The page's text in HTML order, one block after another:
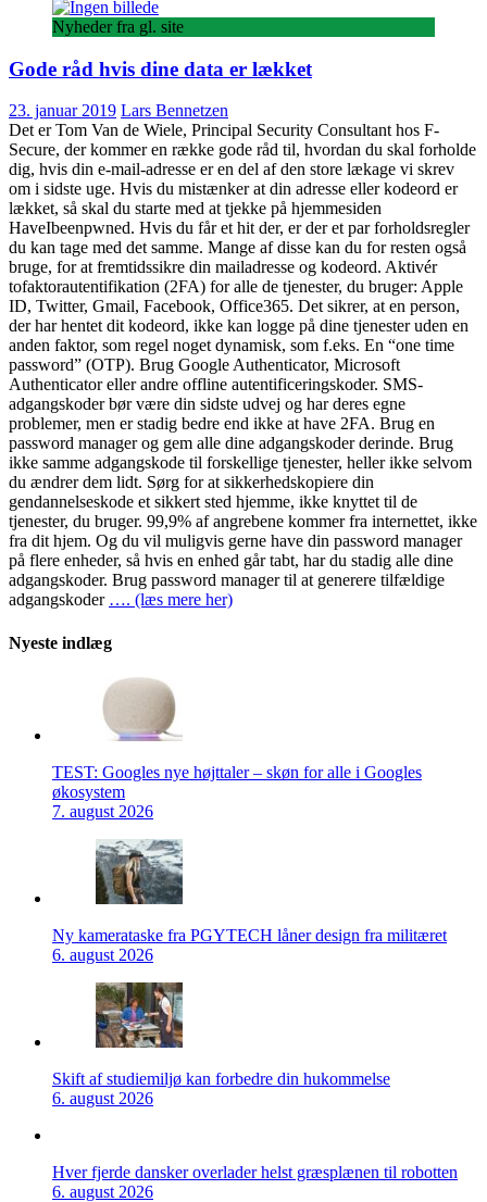
Nyheder fra gl. site
Gode råd hvis dine data er lækket
23. januar 2019 Lars Bennetzen
Det er Tom Van de Wiele, Principal Security Consultant hos F-
Secure, der kommer en række gode råd til, hvordan du skal forholde
dig, hvis din e-mail-adresse er en del af den store lækage vi skrev
om i sidste uge. Hvis du mistænker at din adresse eller kodeord er
lækket, så skal du starte med at tjekke på hjemmesiden
HaveIbeenpwned. Hvis du får et hit der, er der et par forholdsregler
du kan tage med det samme. Mange af disse kan du for resten også
bruge, for at fremtidssikre din mailadresse og kodeord. Aktivér
tofaktorautentifikation (2FA) for alle de tjenester, du bruger: Apple
ID, Twitter, Gmail, Facebook, Office365. Det sikrer, at en person,
der har hentet dit kodeord, ikke kan logge på dine tjenester uden en
anden faktor, som regel noget dynamisk, som f.eks. En “one time
password” (OTP). Brug Google Authenticator, Microsoft
Authenticator eller andre offline autentificeringskoder. SMS-
adgangskoder bør være din sidste udvej og har deres egne
problemer, men er stadig bedre end ikke at have 2FA. Brug en
password manager og gem alle dine adgangskoder derinde. Brug
ikke samme adgangskode til forskellige tjenester, heller ikke selvom
du ændrer dem lidt. Sørg for at sikkerhedskopiere din
gendannelseskode et sikkert sted hjemme, ikke knyttet til de
tjenester, du bruger. 99,9% af angrebene kommer fra internettet, ikke
fra dit hjem. Og du vil muligvis gerne have din password manager
på flere enheder, så hvis en enhed går tabt, har du stadig alle dine
adgangskoder. Brug password manager til at generere tilfældige
adgangskoder …. (læs mere her)
Nyeste indlæg
TEST: Googles nye højttaler – skøn for alle i Googles
økosystem
7. august 2026
Ny kamerataske fra PGYTECH låner design fra militæret
6. august 2026
Skift af studiemiljø kan forbedre din hukommelse
6. august 2026
Hver fjerde dansker overlader helst græsplænen til robotten
6. august 2026